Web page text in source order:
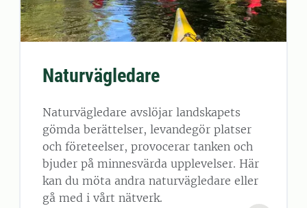
Naturvägledare
Naturvägledare avslöjar landskapets
gömda berättelser, levandegör platser
och företeelser, provocerar tanken och
bjuder på minnesvärda upplevelser. Här
kan du möta andra naturvägledare eller
gå med i vårt nätverk.